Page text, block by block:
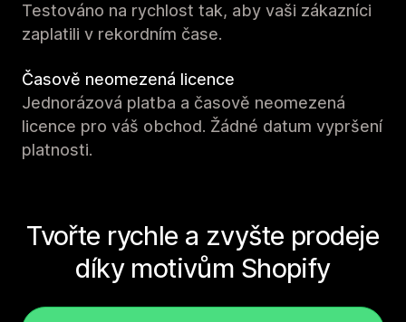
Testováno na rychlost tak, aby vaši zákazníci
zaplatili v rekordním čase.
Časově neomezená licence
Jednorázová platba a časově neomezená
licence pro váš obchod. Žádné datum vypršení
platnosti.
Tvořte rychle a zvyšte prodeje
díky motivům Shopify